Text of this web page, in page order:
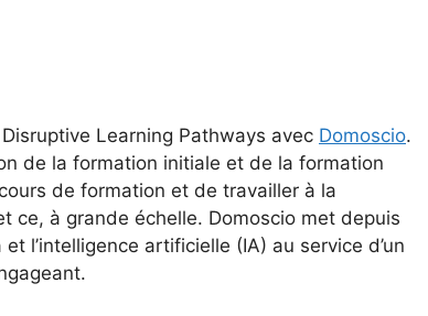
Disruptive Learning Pathways avec Domoscio.
de la formation initiale et de la formation
de formation et de travailler à la
ce, à grande échelle. Domoscio met depuis
l’intelligence artificielle (IA) au service d’un